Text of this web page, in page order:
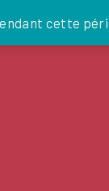
cette
JE DONNE